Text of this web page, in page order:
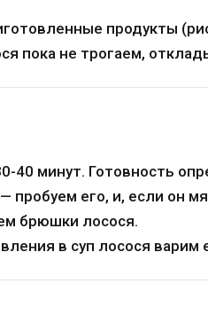
продукты
пока не трогаем,
40 минут. Готовность
пробуем его, и, если он
брюшки лосося.
в суп лосося варим